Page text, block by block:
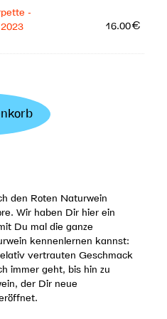
-
16.00€
den Roten Naturwein
Wir haben Dir hier ein
Du mal die ganze
kennenlernen kannst:
vertrauten Geschmack
immer geht, bis hin zu
der Dir neue